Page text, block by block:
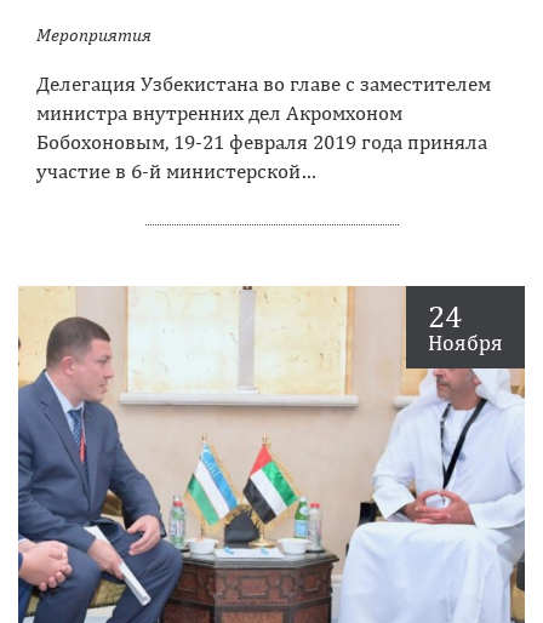
Мероприятия
Делегация Узбекистана во главе с заместителем
министра внутренних дел Акромхоном
Бобохоновым, 19-21 февраля 2019 года приняла
участие в 6-й министерской…
24
Ноября